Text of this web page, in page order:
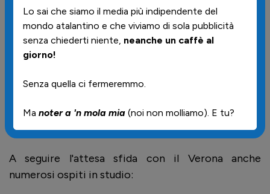
Ecco gli ospiti di oggi a
SeilaDea su SeilaTV
Oggi dalle 14.30 in punto torna l'appuntamento con
Patrizio Romano e dalla splendida Gloria Maffi
A seguire l'attesa sfida con il Verona anche
numerosi ospiti in studio:
Lo sai che siamo il media più indipendente del
mondo atalantino e che viviamo di sola pubblicità
senza chiederti niente, neanche un caffè al
giorno!
Senza quella ci fermeremmo.
Ma noter a 'n mola mia (noi non molliamo). E tu?